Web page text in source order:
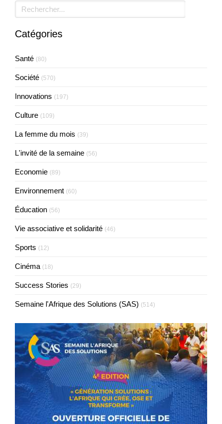
Rechercher
Catégories
Santé (80)
Société (570)
Innovations (197)
Culture (109)
La femme du mois (39)
L'invité de la semaine (56)
Economie (89)
Environnement (60)
Éducation (56)
Vie associative et solidarité (46)
Sports (12)
Cinéma (18)
Success Stories (29)
Semaine l'Afrique des Solutions (SAS) (514)